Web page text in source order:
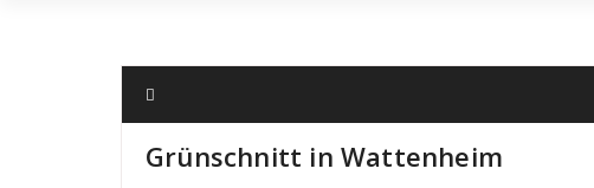
Grünschnitt in Wattenheim